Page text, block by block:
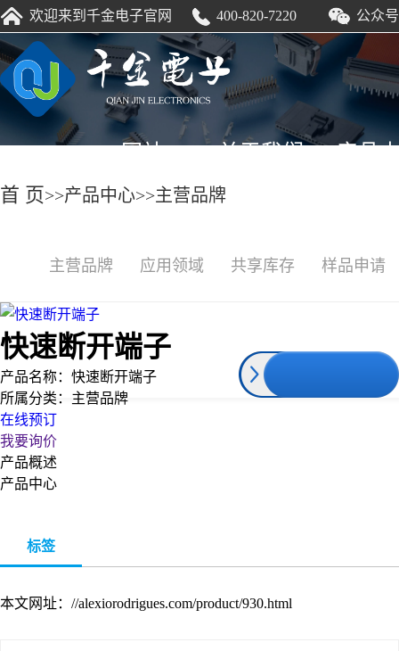
HTH.COM
欢迎来到千金电子官网 400-820-7220 公众号
网站 关于我们 产品
首 页>>产品中心>>主营品牌
主营品牌 应用领域 共享库存 样品申请
快速断开端子
产品名称： 快速断开端子
所属分类： 主营品牌
在线预订
我要询价
产品概述
产品中心
标签
本文网址：//alexiorodrigues.com/product/930.html